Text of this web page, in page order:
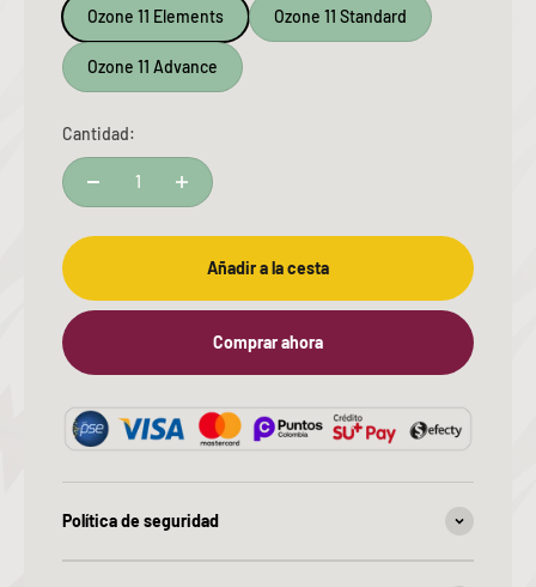
Ozone 11 Elements Ozone 11 Standard
Ozone 11 Advance
Cantidad:
Añadir a la cesta
Comprar ahora
Política de seguridad